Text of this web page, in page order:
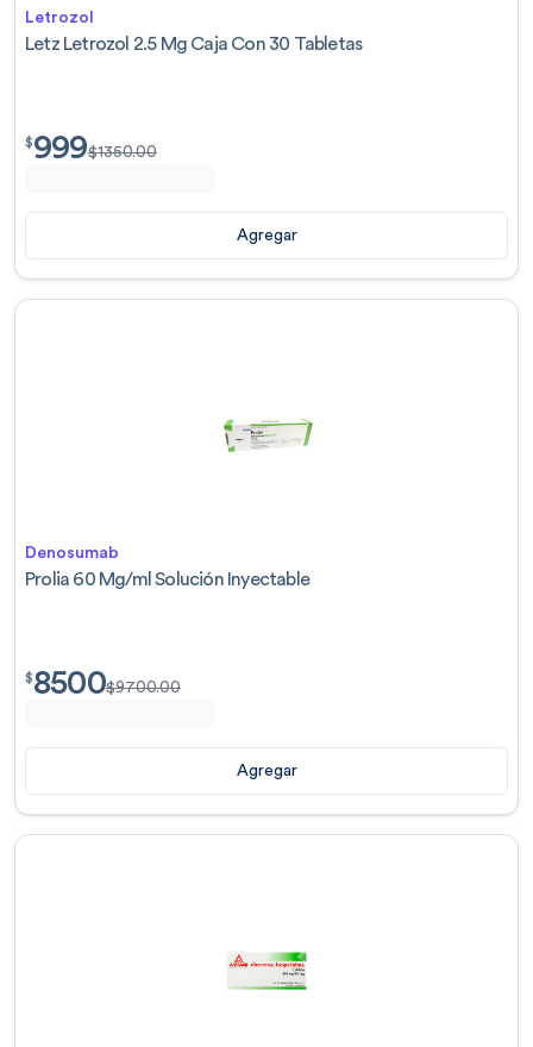
Letrozol
Letz Letrozol 2.5 Mg Caja Con 30 Tabletas
$999.00
$999$1350.00
Agregar
Denosumab
Prolia 60 Mg/ml Solución Inyectable
$8500.00
$8500$9700.00
Agregar